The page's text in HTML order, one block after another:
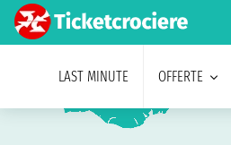
LAST MINUTE OFFERTE